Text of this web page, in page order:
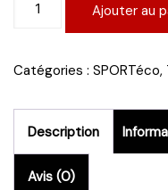
829
Ajouter au
Catégories : SPORTéco,
Description
Avis (0)